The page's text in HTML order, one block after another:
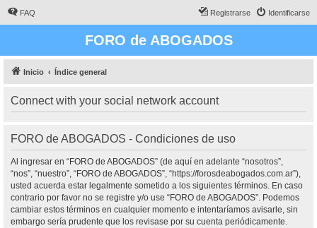
FAQ Identificarse
Registrarse
FORO de ABOGADOS
Inicio Índice general
Connect with your social network account
FORO de ABOGADOS - Condiciones de uso
Al ingresar en “FORO de ABOGADOS” (de aquí en adelante “nosotros”,
“nos”, “nuestro”, “FORO de ABOGADOS”, “https://forosdeabogados.com.ar”),
usted acuerda estar legalmente sometido a los siguientes términos. En caso
contrario por favor no se registre y/o use “FORO de ABOGADOS”. Podemos
cambiar estos términos en cualquier momento e intentaríamos avisarle, sin
embargo sería prudente que los revisase por su cuenta periódicamente.